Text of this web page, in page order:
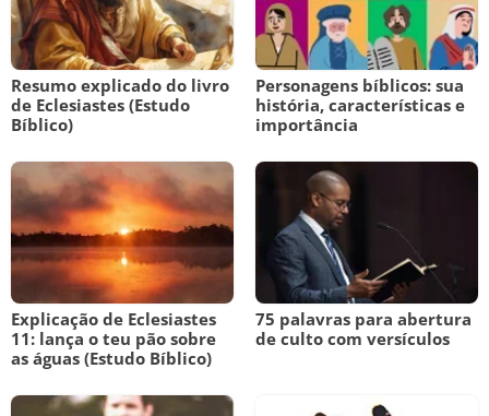
Resumo explicado do livro
de Eclesiastes (Estudo
Bíblico)
Personagens bíblicos: sua
história, características e
importância
Explicação de Eclesiastes
11: lança o teu pão sobre
as águas (Estudo Bíblico)
75 palavras para abertura
de culto com versículos